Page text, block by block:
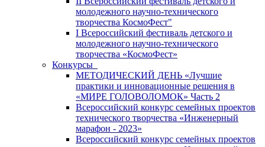
молодежного научно-технического
творчества КосмоФест"
I Всероссийский фестиваль детского и
молодежного научно-технического
творчества «КосмоФест»
Конкурсы
МЕТОДИЧЕСКИЙ ДЕНЬ «Лучшие
практики и инновационные решения в
«МИРЕ ГОЛОВОЛОМОК» Часть 2
Всероссийский конкурс семейных проектов
технического творчества «Инженерный
марафон - 2023»
Всероссийский конкурс семейных проектов